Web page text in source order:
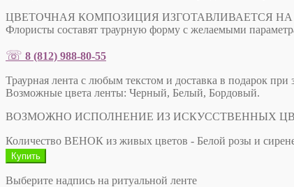
ЦВЕТОЧНАЯ КОМПОЗИЦИЯ ИЗГОТАВЛИВАЕТСЯ НА
Флористы составят траурную форму с желаемыми
☏ 8 (812) 988-80-55
Траурная лента с любым текстом и доставка в подарок при
Возможные цвета ленты: Черный, Белый, Бордовый.
ВОЗМОЖНО ИСПОЛНЕНИЕ ИЗ ИСКУССТВЕННЫХ
Количество ВЕНОК из живых цветов - Белой розы и
Купить
Выберите надпись на ритуальной ленте